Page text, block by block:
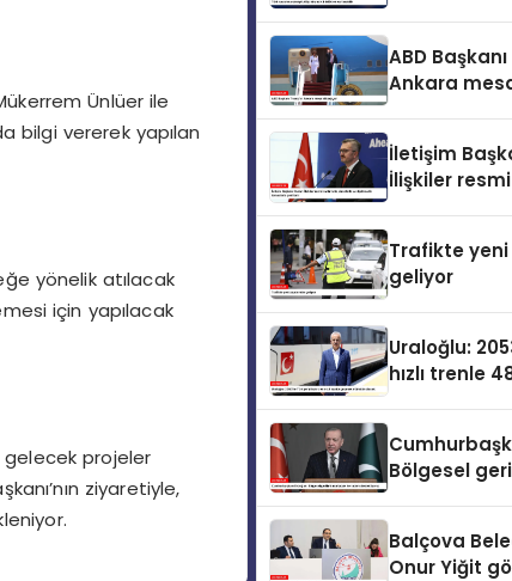
Ünlüer ile
bilgi vererek yapılan
yönelik atılacak
için yapılacak
gelecek projeler
ziyaretiyle,
ABD Başkanı
Ankara
İletişim
İlişkiler
Trafikte yeni
geliyor
Uraloğlu:
hızlı trenle
Bölgesel
Balçova
Onur Yiğit